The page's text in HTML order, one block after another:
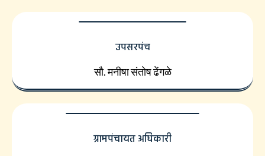
उपसरपंच
सौ. मनीषा संतोष ढेंगळे
ग्रामपंचायत अधिकारी